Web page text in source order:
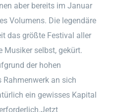
aber bereits im Januar
Volumens. Die legendäre
das größte Festival aller
Musiker selbst, gekürt.
der hohen
an sich
ein gewisses Kapital